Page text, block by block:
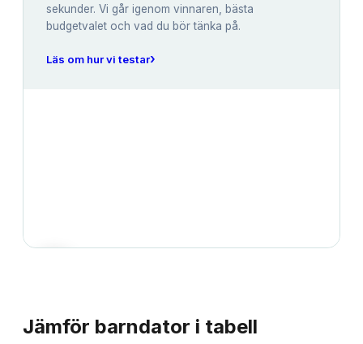
sekunder. Vi går igenom vinnaren, bästa
budgetvalet och vad du bör tänka på.
Läs om hur vi testar›
Jämför barndator i tabell